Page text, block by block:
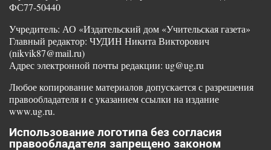
ФС77-50440
Учредитель: АО «Издательский дом «Учительская газета»
Главный редактор: ЧУДИН Никита Викторович
(nikvik87@mail.ru)
Адрес электронной почты редакции: ug@ug.ru
Любое копирование материалов допускается с разрешения
правообладателя и с указанием ссылки на издание
www.ug.ru.
Использование логотипа без согласия
правообладателя запрещено законом